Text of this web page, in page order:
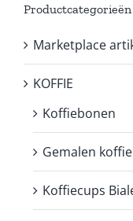
Productcategorieën
Marketplace
KOFFIE
Koffiebonen
Gemalen koffie
Koffiecups